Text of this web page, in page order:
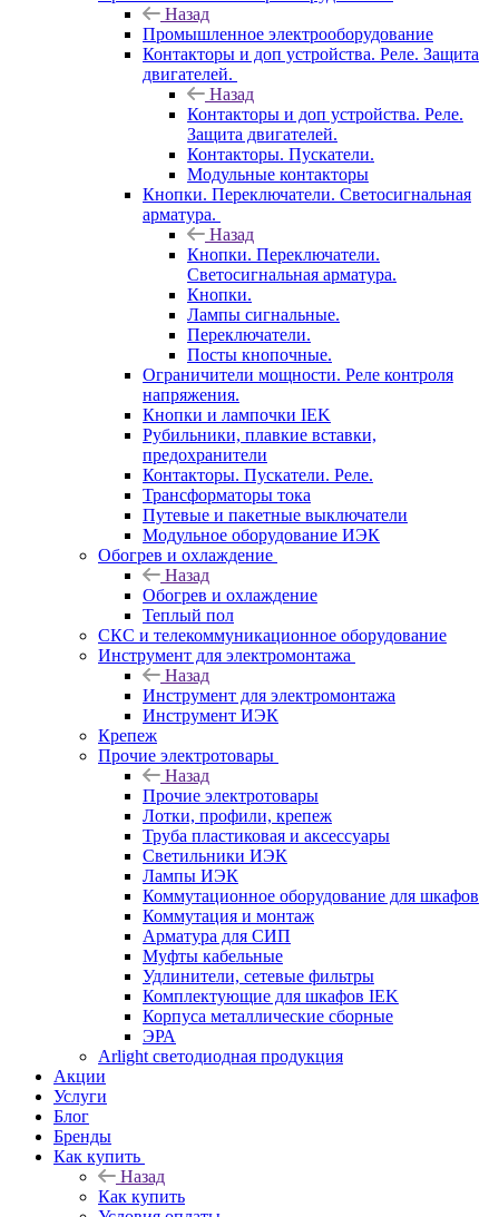
Назад
Промышленное электрооборудование
Контакторы и доп устройства. Реле. Защита
двигателей.
Назад
Контакторы и доп устройства. Реле.
Защита двигателей.
Контакторы. Пускатели.
Модульные контакторы
Кнопки. Переключатели. Светосигнальная
арматура.
Назад
Кнопки. Переключатели.
Светосигнальная арматура.
Кнопки.
Лампы сигнальные.
Переключатели.
Посты кнопочные.
Ограничители мощности. Реле контроля
напряжения.
Кнопки и лампочки IEK
Рубильники, плавкие вставки,
предохранители
Контакторы. Пускатели. Реле.
Трансформаторы тока
Путевые и пакетные выключатели
Модульное оборудование ИЭК
Обогрев и охлаждение
Назад
Обогрев и охлаждение
Теплый пол
СКС и телекоммуникационное оборудование
Инструмент для электромонтажа
Назад
Инструмент для электромонтажа
Инструмент ИЭК
Крепеж
Прочие электротовары
Назад
Прочие электротовары
Лотки, профили, крепеж
Труба пластиковая и аксессуары
Светильники ИЭК
Лампы ИЭК
Коммутационное оборудование для шкафов
Коммутация и монтаж
Арматура для СИП
Муфты кабельные
Удлинители, сетевые фильтры
Комплектующие для шкафов IEK
Корпуса металлические сборные
ЭРА
Arlight светодиодная продукция
Акции
Услуги
Блог
Бренды
Как купить
Назад
Как купить